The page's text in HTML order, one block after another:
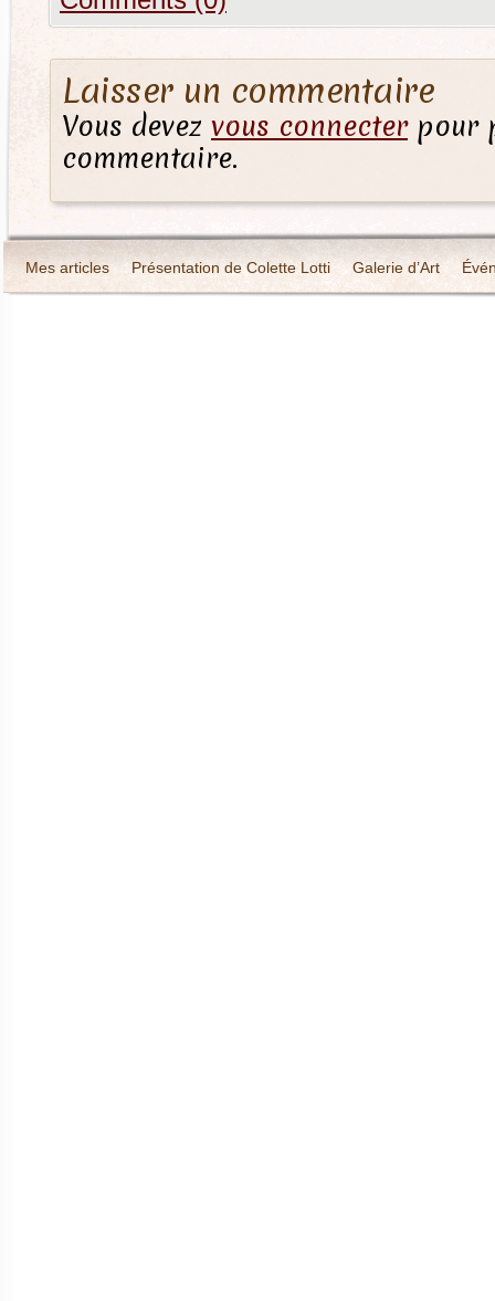
Laisser un commentaire
Vous devez vous connecterpour
commentaire.
Mes articles Présentation de Colette Lotti Galerie d’Art